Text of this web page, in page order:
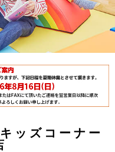
ッズコーナー